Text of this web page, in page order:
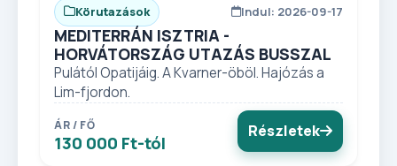
Körutazások Indul: 2026-09-17
MEDITERRÁN ISZTRIA -
HORVÁTORSZÁG UTAZÁS BUSSZAL
Pulától Opatijáig. A Kvarner-öböl. Hajózás a
Lim-fjordon.
ÁR / FŐ
130 000 Ft-tól
Részletek